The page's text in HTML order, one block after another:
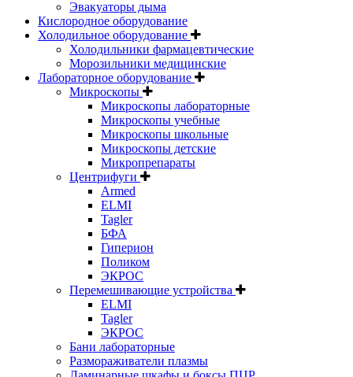
Эвакуаторы дыма
Кислородное оборудование
Холодильное оборудование
Холодильники фармацевтические
Морозильники медицинские
Лабораторное оборудование
Микроскопы
Микроскопы лабораторные
Микроскопы учебные
Микроскопы школьные
Микроскопы детские
Микропрепараты
Центрифуги
Armed
ELMI
Tagler
БФА
Гиперион
Поликом
ЭКРОС
Перемешивающие устройства
ELMI
Tagler
ЭКРОС
Бани лабораторные
Размораживатели плазмы